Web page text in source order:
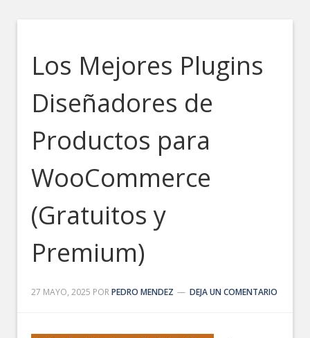
Los Mejores Plugins
Diseñadores de
Productos para
WooCommerce
(Gratuitos y
Premium)
27 MAYO, 2025 PORPEDRO MENDEZ DEJA UN COMENTARIO